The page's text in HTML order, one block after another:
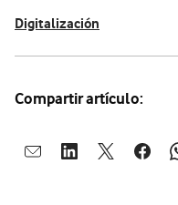
Digitalización
Compartir artículo:
Abrir ventana para
Abrir ventana para
Abrir Abrir